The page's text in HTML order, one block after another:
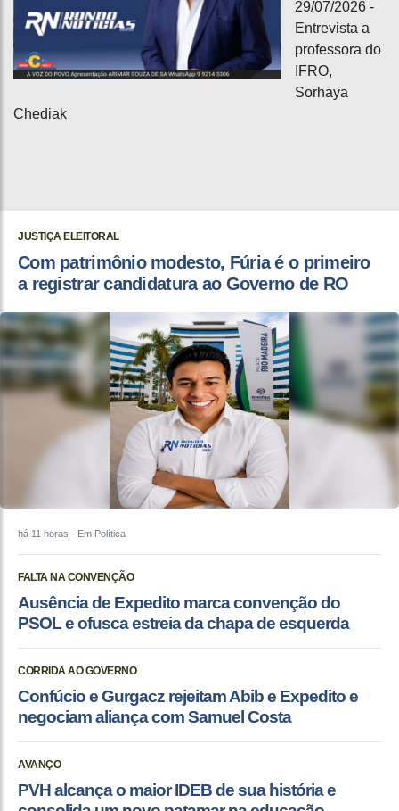
29/07/2026 -
Entrevista a
professora do
IFRO,
Sorhaya
Chediak
JUSTIÇA ELEITORAL
Com patrimônio modesto, Fúria é o primeiro
a registrar candidatura ao Governo de RO
há 11 horas - Em Política
FALTA NA CONVENÇÃO
Ausência de Expedito marca convenção do
PSOL e ofusca estreia da chapa de esquerda
CORRIDA AO GOVERNO
Confúcio e Gurgacz rejeitam Abib e Expedito e
negociam aliança com Samuel Costa
AVANÇO
PVH alcança o maior IDEB de sua história e